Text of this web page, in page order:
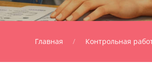
Главная Контрольная